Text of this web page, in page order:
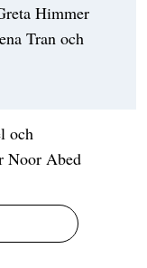
Himmer
Tran och
och
Noor Abed